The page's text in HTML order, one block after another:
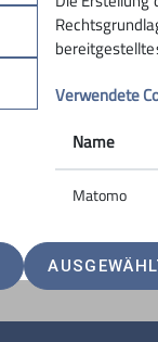
Verwendete
Name
Matomo